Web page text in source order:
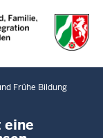
Frühe Bildung
eine